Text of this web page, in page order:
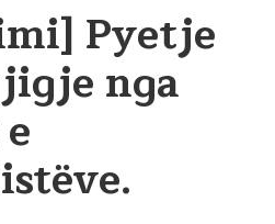
Pyetje
nga